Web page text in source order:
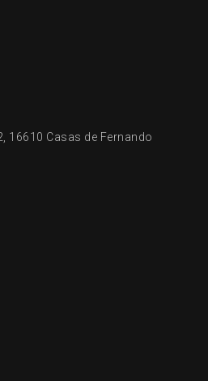
16610 Casas de Fernando